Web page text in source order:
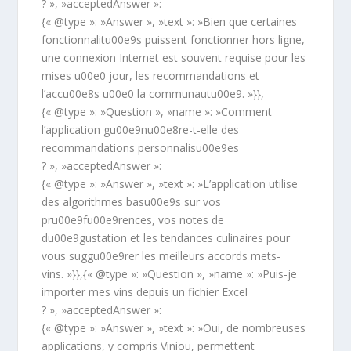
? », »acceptedAnswer »:
{« @type »: »Answer », »text »: »Bien que certaines
fonctionnalitu00e9s puissent fonctionner hors ligne,
une connexion Internet est souvent requise pour les
mises u00e0 jour, les recommandations et
l’accu00e8s u00e0 la communautu00e9. »}},
{« @type »: »Question », »name »: »Comment
l’application gu00e9nu00e8re-t-elle des
recommandations personnalisu00e9es
? », »acceptedAnswer »:
{« @type »: »Answer », »text »: »L’application utilise
des algorithmes basu00e9s sur vos
pru00e9fu00e9rences, vos notes de
du00e9gustation et les tendances culinaires pour
vous suggu00e9rer les meilleurs accords mets-
vins. »}},{« @type »: »Question », »name »: »Puis-je
importer mes vins depuis un fichier Excel
? », »acceptedAnswer »:
{« @type »: »Answer », »text »: »Oui, de nombreuses
applications, y compris Viniou, permettent